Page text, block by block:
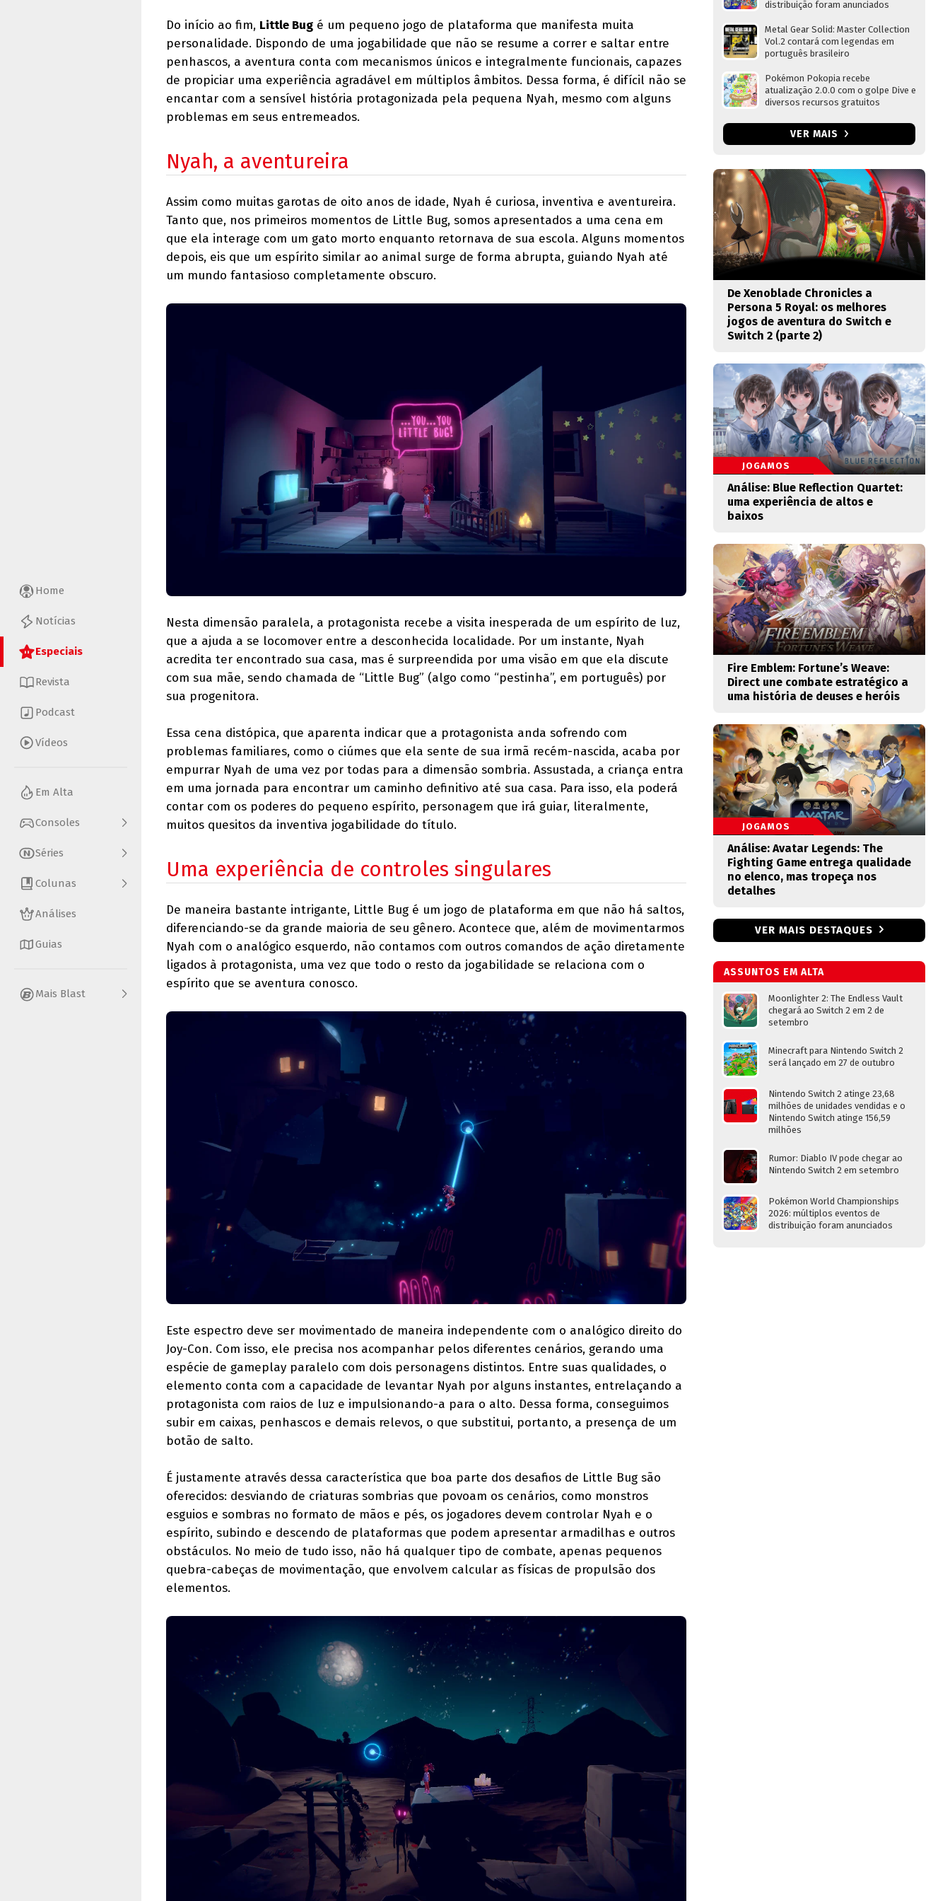
Home
Notícias
Especiais
Revista
Podcast
Vídeos
Em Alta
Consoles
Séries
Colunas
Análises
Guias
Mais Blast
Do início ao fim, Little Bug é um pequeno jogo de plataforma que manifesta muita
personalidade. Dispondo de uma jogabilidade que não se resume a correr e saltar entre
penhascos, a aventura conta com mecanismos únicos e integralmente funcionais, capazes
de propiciar uma experiência agradável em múltiplos âmbitos. Dessa forma, é difícil não se
encantar com a sensível história protagonizada pela pequena Nyah, mesmo com alguns
problemas em seus entremeados.
Nyah, a aventureira
Assim como muitas garotas de oito anos de idade, Nyah é curiosa, inventiva e aventureira.
Tanto que, nos primeiros momentos de Little Bug, somos apresentados a uma cena em
que ela interage com um gato morto enquanto retornava de sua escola. Alguns momentos
depois, eis que um espírito similar ao animal surge de forma abrupta, guiando Nyah até
um mundo fantasioso completamente obscuro.
Nesta dimensão paralela, a protagonista recebe a visita inesperada de um espírito de luz,
que a ajuda a se locomover entre a desconhecida localidade. Por um instante, Nyah
acredita ter encontrado sua casa, mas é surpreendida por uma visão em que ela discute
com sua mãe, sendo chamada de “Little Bug” (algo como “pestinha”, em português) por
sua progenitora.
Essa cena distópica, que aparenta indicar que a protagonista anda sofrendo com
problemas familiares, como o ciúmes que ela sente de sua irmã recém-nascida, acaba por
empurrar Nyah de uma vez por todas para a dimensão sombria. Assustada, a criança entra
em uma jornada para encontrar um caminho definitivo até sua casa. Para isso, ela poderá
contar com os poderes do pequeno espírito, personagem que irá guiar, literalmente,
muitos quesitos da inventiva jogabilidade do título.
Uma experiência de controles singulares
De maneira bastante intrigante, Little Bug é um jogo de plataforma em que não há saltos,
diferenciando-se da grande maioria de seu gênero. Acontece que, além de movimentarmos
Nyah com o analógico esquerdo, não contamos com outros comandos de ação diretamente
ligados à protagonista, uma vez que todo o resto da jogabilidade se relaciona com o
espírito que se aventura conosco.
Este espectro deve ser movimentado de maneira independente com o analógico direito do
Joy-Con. Com isso, ele precisa nos acompanhar pelos diferentes cenários, gerando uma
espécie de gameplay paralelo com dois personagens distintos. Entre suas qualidades, o
elemento conta com a capacidade de levantar Nyah por alguns instantes, entrelaçando a
protagonista com raios de luz e impulsionando-a para o alto. Dessa forma, conseguimos
subir em caixas, penhascos e demais relevos, o que substitui, portanto, a presença de um
botão de salto.
É justamente através dessa característica que boa parte dos desafios de Little Bug são
oferecidos: desviando de criaturas sombrias que povoam os cenários, como monstros
esguios e sombras no formato de mãos e pés, os jogadores devem controlar Nyah e o
espírito, subindo e descendo de plataformas que podem apresentar armadilhas e outros
obstáculos. No meio de tudo isso, não há qualquer tipo de combate, apenas pequenos
quebra-cabeças de movimentação, que envolvem calcular as físicas de propulsão dos
elementos.
distribuição foram anunciados
Metal Gear Solid: Master Collection
Vol.2 contará com legendas em
português brasileiro
Pokémon Pokopia recebe
atualização 2.0.0 com o golpe Dive e
diversos recursos gratuitos
VER MAIS
De Xenoblade Chronicles a
Persona 5 Royal: os melhores
jogos de aventura do Switch e
Switch 2 (parte 2)
JOGAMOS
Análise: Blue Reflection Quartet:
uma experiência de altos e
baixos
Fire Emblem: Fortune’s Weave:
Direct une combate estratégico a
uma história de deuses e heróis
JOGAMOS
Análise: Avatar Legends: The
Fighting Game entrega qualidade
no elenco, mas tropeça nos
detalhes
VER MAIS DESTAQUES
ASSUNTOS EM ALTA
Moonlighter 2: The Endless Vault
chegará ao Switch 2 em 2 de
setembro
Minecraft para Nintendo Switch 2
será lançado em 27 de outubro
Nintendo Switch 2 atinge 23,68
milhões de unidades vendidas e o
Nintendo Switch atinge 156,59
milhões
Rumor: Diablo IV pode chegar ao
Nintendo Switch 2 em setembro
Pokémon World Championships
2026: múltiplos eventos de
distribuição foram anunciados